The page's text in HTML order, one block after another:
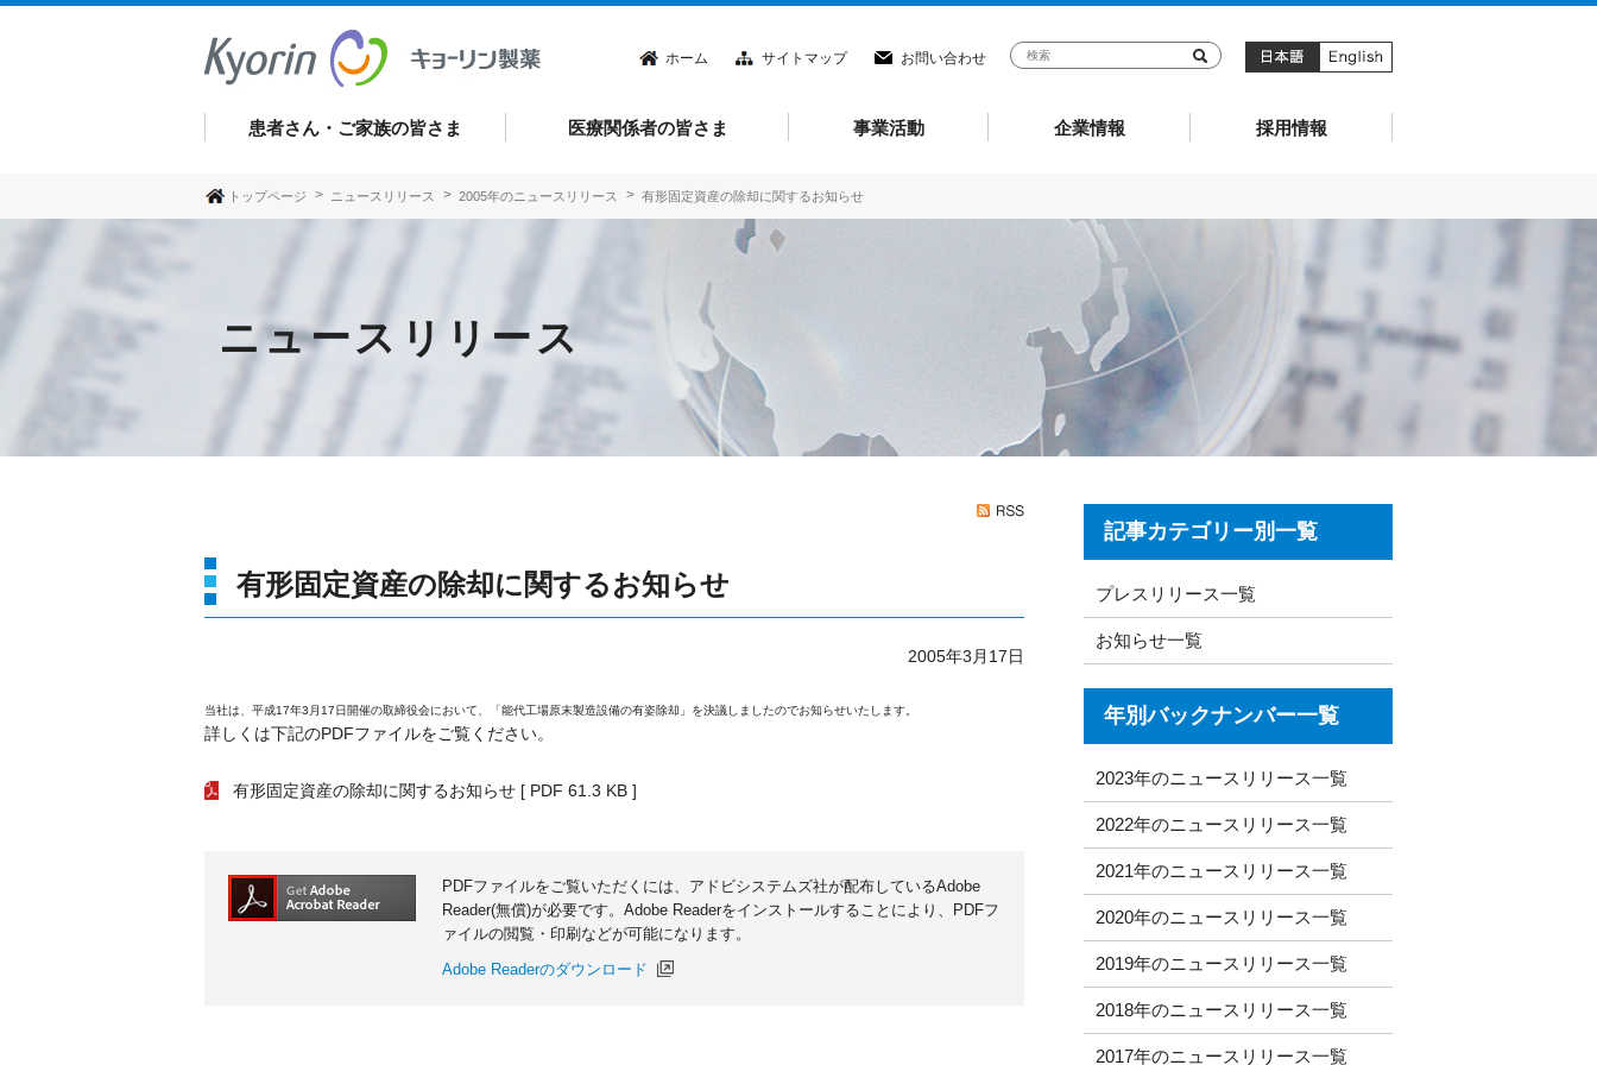
ホーム サイトマップ お問い合わせ
患者さん・ご家族の皆さま 医療関係者の皆さま 事業活動 企業情報 採用情報
トップページ ニュースリリース 2005年のニュースリリース 有形固定資産の除却に関するお知らせ
ニュースリリース
有形固定資産の除却に関するお知らせ
2005年3月17日
当社は、平成17年3月17日開催の取締役会において、「能代工場原末製造設備の有姿除却」を決議しましたのでお知らせいたします。
詳しくは下記のPDFファイルをご覧ください。
有形固定資産の除却に関するお知らせ [ PDF 61.3 KB ]
PDFファイルをご覧いただくには、アドビシステムズ社が配布しているAdobe
Reader(無償)が必要です。Adobe Readerをインストールすることにより、PDFフ
ァイルの閲覧・印刷などが可能になります。
Adobe Readerのダウンロード
記事カテゴリー別一覧
プレスリリース一覧
お知らせ一覧
年別バックナンバー一覧
2023年のニュースリリース一覧
2022年のニュースリリース一覧
2021年のニュースリリース一覧
2020年のニュースリリース一覧
2019年のニュースリリース一覧
2018年のニュースリリース一覧
2017年のニュースリリース一覧